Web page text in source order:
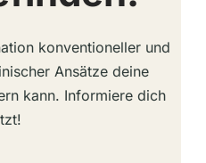
konventioneller und
Ansätze deine
kann. Informiere dich